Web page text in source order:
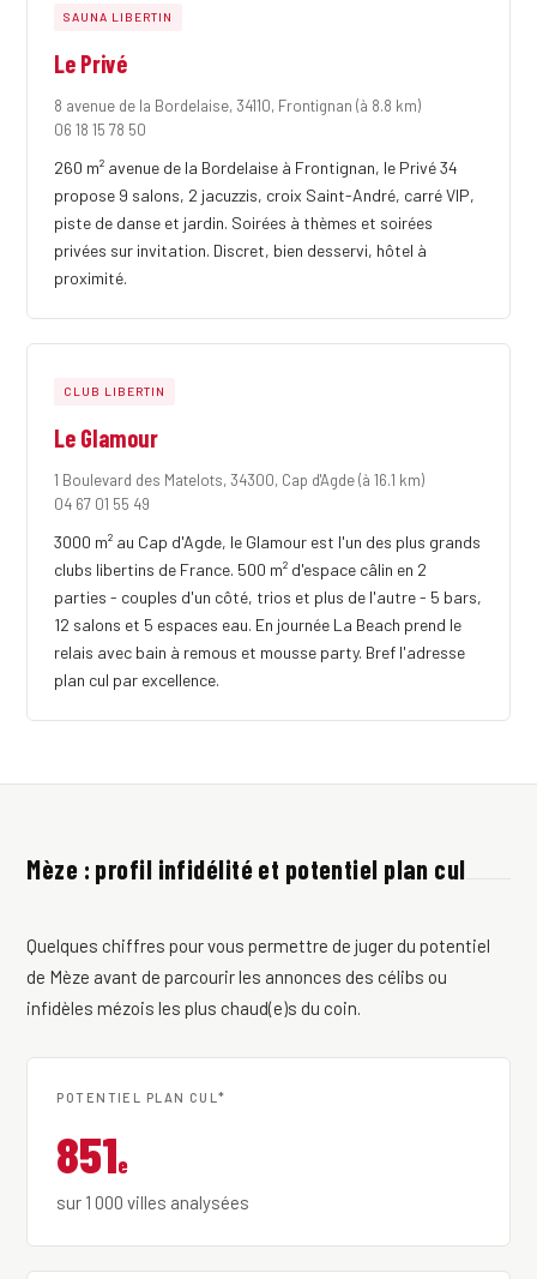
SAUNA LIBERTIN
Le Privé
8 avenue de la Bordelaise, 34110, Frontignan(à 8.8 km)
06 18 15 78 50
260 m² avenue de la Bordelaise à Frontignan, le Privé 34
propose 9 salons, 2 jacuzzis, croix Saint-André, carré VIP,
piste de danse et jardin. Soirées à thèmes et soirées
privées sur invitation. Discret, bien desservi, hôtel à
proximité.
CLUB LIBERTIN
Le Glamour
1 Boulevard des Matelots, 34300, Cap d'Agde(à 16.1 km)
04 67 01 55 49
3000 m² au Cap d'Agde, le Glamour est l'un des plus grands
clubs libertins de France. 500 m² d'espace câlin en 2
parties - couples d'un côté, trios et plus de l'autre - 5 bars,
12 salons et 5 espaces eau. En journée La Beach prend le
relais avec bain à remous et mousse party. Bref l'adresse
plan cul par excellence.
Mèze : profil infidélité et potentiel plan cul
Quelques chiffres pour vous permettre de juger du potentiel
de Mèze avant de parcourir les annonces des célibs ou
infidèles mézois les plus chaud(e)s du coin.
POTENTIEL PLAN CUL*
851e
sur 1 000 villes analysées